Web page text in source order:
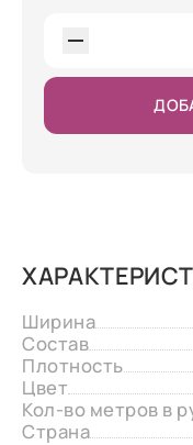
Ширина
Состав
Плотность
Цвет
Кол-во метров в
Страна